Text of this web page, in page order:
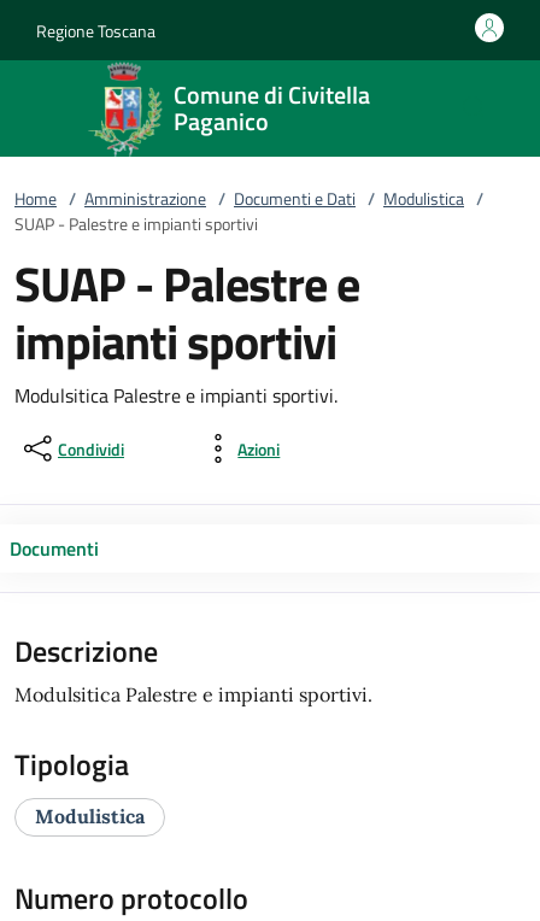
Regione Toscana
Comune di Civitella
Paganico
Home / Amministrazione / Documenti e Dati / Modulistica /
SUAP - Palestre e impianti sportivi
SUAP - Palestre e
impianti sportivi
Modulsitica Palestre e impianti sportivi.
Condividi Azioni
Documenti
Descrizione
Modulsitica Palestre e impianti sportivi.
Tipologia
Modulistica
Numero protocollo